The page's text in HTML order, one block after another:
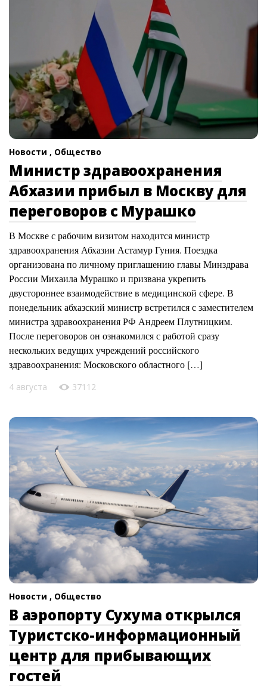
Новости , Общество
Министр здравоохранения
Абхазии прибыл в Москву для
переговоров с Мурашко
В Москве с рабочим визитом находится министр
здравоохранения Абхазии Астамур Гуния. Поездка
организована по личному приглашению главы Минздрава
России Михаила Мурашко и призвана укрепить
двустороннее взаимодействие в медицинской сфере. В
понедельник абхазский министр встретился с заместителем
министра здравоохранения РФ Андреем Плутницким.
После переговоров он ознакомился с работой сразу
нескольких ведущих учреждений российского
здравоохранения: Московского областного […]
4 августа 37112
Новости , Общество
В аэропорту Сухума открылся
Туристско-информационный
центр для прибывающих
гостей